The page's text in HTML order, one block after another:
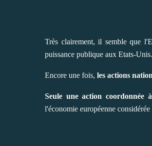
Très clairement, il semble que
puissance publique aux Etats-Unis.
Encore une fois, les actions
Seule une action coordonnée
l'économie européenne